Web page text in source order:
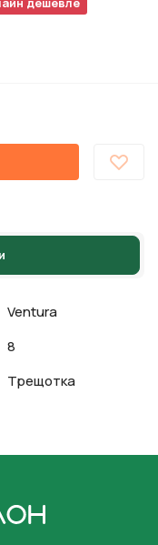
Ventura
8
Трещотка